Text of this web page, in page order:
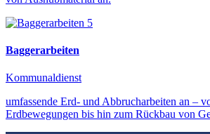
Baggerarbeiten
Kommunaldienst
umfassende Erd- und Abbrucharbeiten an –
Erdbewegungen bis hin zum Rückbau von